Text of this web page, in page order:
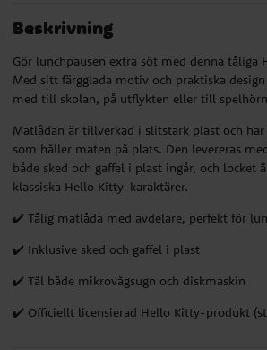
Beskrivning
Gör lunchpausen extra söt med denna tåliga
Med sitt färgglada motiv och praktiska
med till skolan, på utflykten eller till
Matlådan är tillverkad i slitstark plast och
som håller maten på plats. Den levereras
både sked och gaffel i plast ingår, och locket
klassiska Hello Kitty-karaktärer.
✔️ Tålig matlåda med avdelare, perfekt för
✔️ Inklusive sked och gaffel i plast
✔️ Tål både mikrovågsugn och diskmaskin
✔️ Officiellt licensierad Hello Kitty-produkt